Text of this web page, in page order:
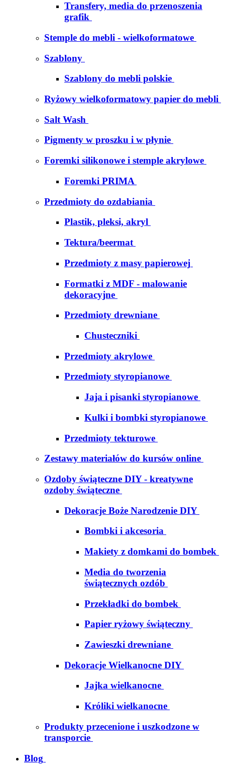
Transfery, media do przenoszenia
grafik
Stemple do mebli - wielkoformatowe
Szablony
Szablony do mebli polskie
Ryżowy wielkoformatowy papier do mebli
Salt Wash
Pigmenty w proszku i w płynie
Foremki silikonowe i stemple akrylowe
Foremki PRIMA
Przedmioty do ozdabiania
Plastik, pleksi, akryl
Tektura/beermat
Przedmioty z masy papierowej
Formatki z MDF - malowanie
dekoracyjne
Przedmioty drewniane
Chusteczniki
Przedmioty akrylowe
Przedmioty styropianowe
Jaja i pisanki styropianowe
Kulki i bombki styropianowe
Przedmioty tekturowe
Zestawy materiałów do kursów online
Ozdoby świąteczne DIY - kreatywne
ozdoby świąteczne
Dekoracje Boże Narodzenie DIY
Bombki i akcesoria
Makiety z domkami do bombek
Media do tworzenia
świątecznych ozdób
Przekładki do bombek
Papier ryżowy świąteczny
Zawieszki drewniane
Dekoracje Wielkanocne DIY
Jajka wielkanocne
Króliki wielkanocne
Produkty przecenione i uszkodzone w
transporcie
Blog